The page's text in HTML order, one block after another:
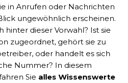
in Anrufen oder Nachrichten
ungewöhnlich erscheinen.
hinter dieser Vorwahl? Ist sie
zugeordnet, gehört sie zu
oder handelt es sich
Nummer? In diesem
Sie alles Wissenswerte